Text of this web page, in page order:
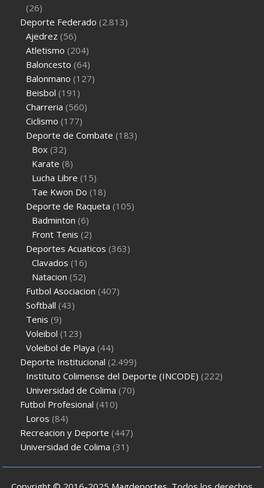
(26)
Deporte Federado (2.813)
Ajedrez (56)
Atletismo (204)
Baloncesto (64)
Balonmano (127)
Beisbol (191)
Charreria (560)
Ciclismo (177)
Deporte de Combate (183)
Box (32)
Karate (8)
Lucha Libre (15)
Tae Kwon Do (18)
Deporte de Raqueta (105)
Badminton (6)
Front Tenis (2)
Deportes Acuaticos (363)
Clavados (16)
Natacion (52)
Futbol Asociacion (407)
Softball (43)
Tenis (9)
Voleibol (123)
Voleibol de Playa (44)
Deporte Institucional (2.499)
Instituto Colimense del Deporte (INCODE) (222)
Universidad de Colima (70)
Futbol Profesional (410)
Loros (84)
Recreacion y Deporte (447)
Universidad de Colima (31)